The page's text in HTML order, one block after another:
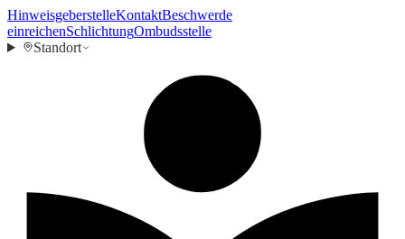
HinweisgeberstelleKontaktBeschwerde
einreichenSchlichtungOmbudsstelle
Standort